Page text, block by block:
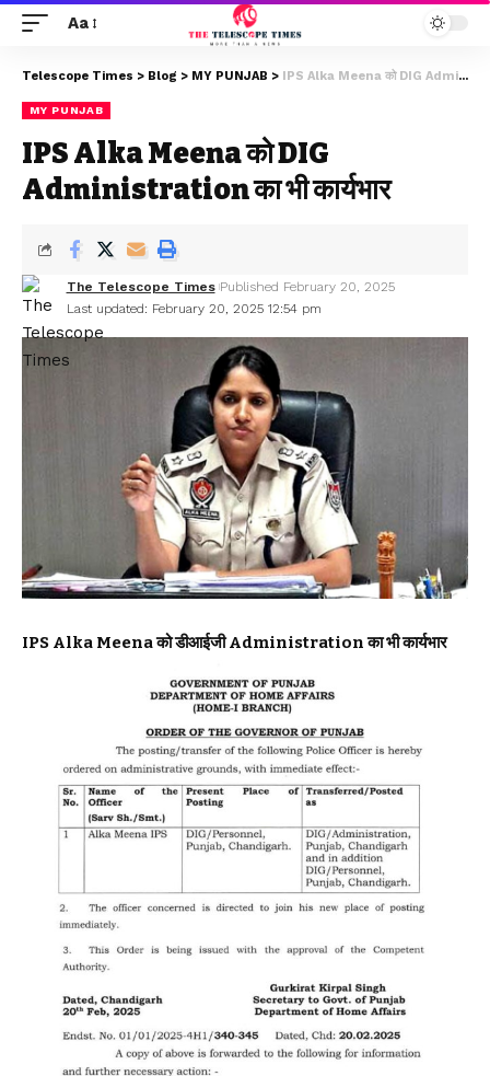
Aa
Telescope Times > Blog > MY PUNJAB > IPS Alka Meena को DIG Administration का भी कार्यभार
MY PUNJAB
IPS Alka Meena को DIG
Administration का भी कार्यभार
Last updated: February 20, 2025 12:54 pm
The Telescope Times Published February 20, 2025
IPS Alka Meena को डीआईजी Administration का भी कार्यभार